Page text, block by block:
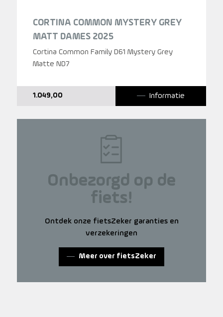
CORTINA COMMON MYSTERY GREY
MATT DAMES 2025
Cortina Common Family D61 Mystery Grey
Matte ND7
1.049,00 Informatie
Onbezorgd op de
fiets!
Ontdek onze fietsZeker garanties en
verzekeringen
Meer over fietsZeker